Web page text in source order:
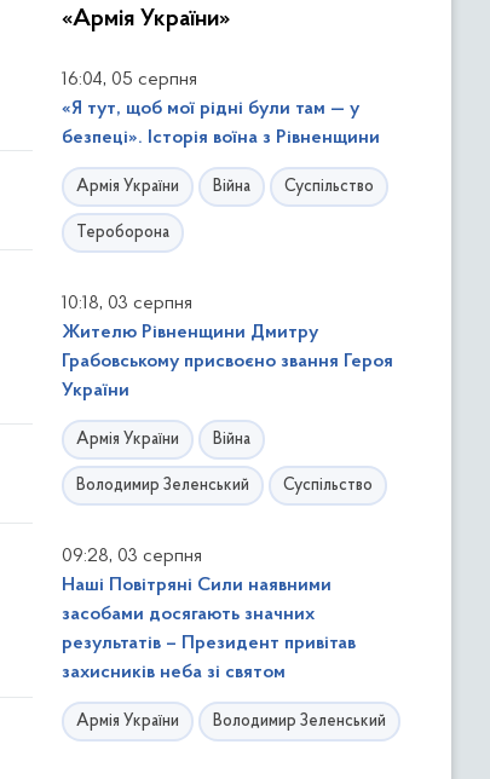
«Армія України»
16:04, 05 серпня
«Я тут, щоб мої рідні були там — у
безпеці». Історія воїна з Рівненщини
Армія України Війна Суспільство
Тероборона
10:18, 03 серпня
Жителю Рівненщини Дмитру
Грабовському присвоєно звання Героя
України
Армія України Війна
Володимир Зеленський Суспільство
09:28, 03 серпня
Наші Повітряні Сили наявними
засобами досягають значних
результатів – Президент привітав
захисників неба зі святом
Армія України Володимир Зеленський